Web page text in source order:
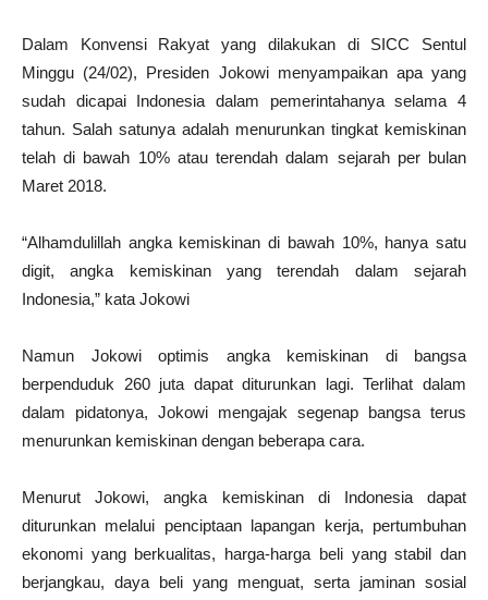
Dalam Konvensi Rakyat yang dilakukan di SICC Sentul
Minggu (24/02), Presiden Jokowi menyampaikan apa yang
sudah dicapai Indonesia dalam pemerintahanya selama 4
tahun. Salah satunya adalah menurunkan tingkat kemiskinan
telah di bawah 10% atau terendah dalam sejarah per bulan
Maret 2018.
“Alhamdulillah angka kemiskinan di bawah 10%, hanya satu
digit, angka kemiskinan yang terendah dalam sejarah
Indonesia,” kata Jokowi
Namun Jokowi optimis angka kemiskinan di bangsa
berpenduduk 260 juta dapat diturunkan lagi. Terlihat dalam
dalam pidatonya, Jokowi mengajak segenap bangsa terus
menurunkan kemiskinan dengan beberapa cara.
Menurut Jokowi, angka kemiskinan di Indonesia dapat
diturunkan melalui penciptaan lapangan kerja, pertumbuhan
ekonomi yang berkualitas, harga-harga beli yang stabil dan
berjangkau, daya beli yang menguat, serta jaminan sosial